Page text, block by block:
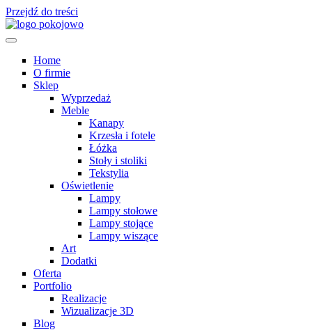
Przejdź do treści
Home
O firmie
Sklep
Wyprzedaż
Meble
Kanapy
Krzesła i fotele
Łóżka
Stoły i stoliki
Tekstylia
Oświetlenie
Lampy
Lampy stołowe
Lampy stojące
Lampy wiszące
Art
Dodatki
Oferta
Portfolio
Realizacje
Wizualizacje 3D
Blog